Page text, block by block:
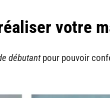
votre
débutantpour pouvoir